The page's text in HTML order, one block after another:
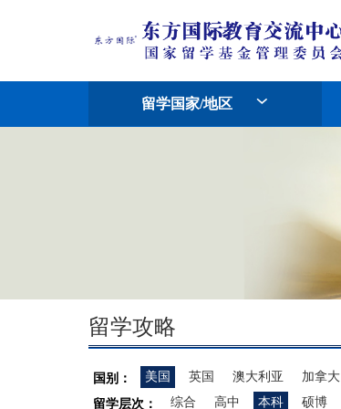
留学国家/地区
留学攻略
国别： 美国 英国 澳大利亚 加拿大
留学层次：
综合 高中 本科 硕博